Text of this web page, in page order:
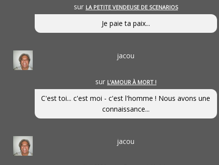
sur LA PETITE VENDEUSE DE SCENARIOS
Je paie ta paix...
jacou
sur L’AMOUR À MORT !
C'est toi... c'est moi - c'est l'homme ! Nous avons une
connaissance...
jacou